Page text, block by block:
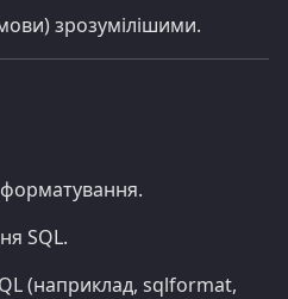
зрозумілішими.
форматування.
SQL.
(наприклад, sqlformat,